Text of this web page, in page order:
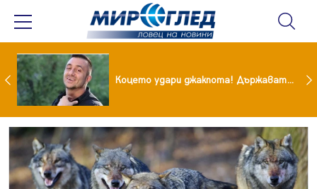
Тишина преди бурята! Защо Саня Армутлиева продължава да мълчи за раздялата с Дара? Коцето удари джакпота! Държавата му плаща 95 000 евро